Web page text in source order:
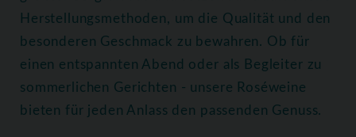
Herstellungsmethoden, um die Qualität und den
besonderen Geschmack zu bewahren. Ob für
einen entspannten Abend oder als Begleiter zu
sommerlichen Gerichten - unsere Roséweine
bieten für jeden Anlass den passenden Genuss.